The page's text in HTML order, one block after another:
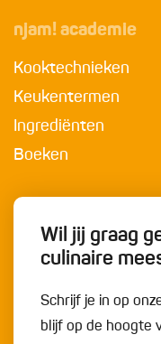
njam! academie
Kooktechnieken
Keukentermen
Ingrediënten
Boeken
Wil jij graag
culinaire
Schrijf je in op
blijf op de hoogte